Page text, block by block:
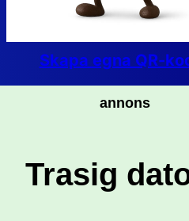
Skapa egna QR-
annons
Trasig